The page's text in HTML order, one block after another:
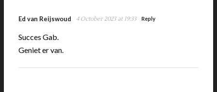
Ed van Reijswoud 4 October 2023 at 19:33 Reply
Succes Gab.
Geniet er van.